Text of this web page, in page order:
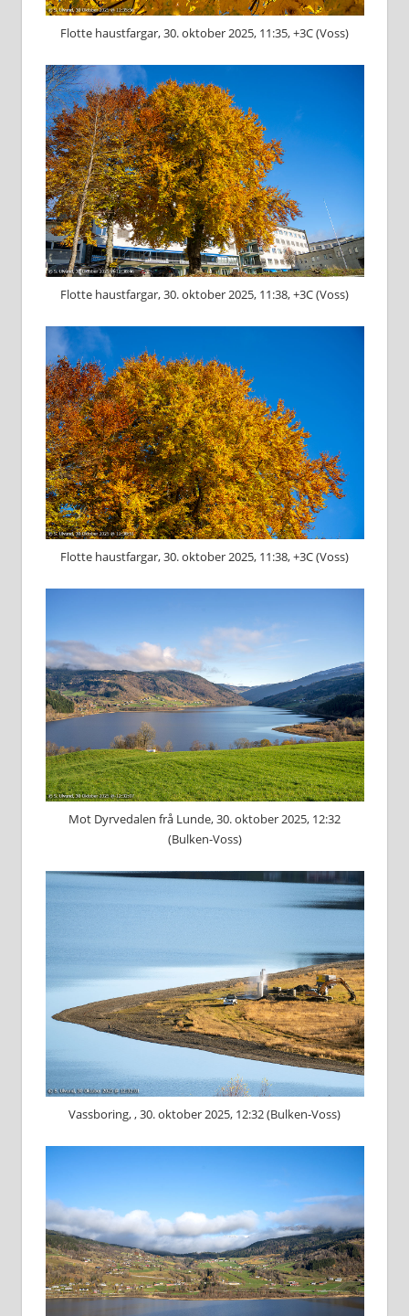
Flotte haustfargar, 30. oktober 2025, 11:35, +3C (Voss)
Flotte haustfargar, 30. oktober 2025, 11:38, +3C (Voss)
Flotte haustfargar, 30. oktober 2025, 11:38, +3C (Voss)
Mot Dyrvedalen frå Lunde, 30. oktober 2025, 12:32
(Bulken-Voss)
Vassboring, , 30. oktober 2025, 12:32 (Bulken-Voss)